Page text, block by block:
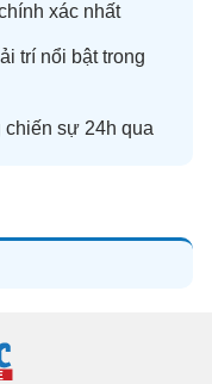
xác nhất
trí nổi bật trong
chiến sự 24h qua